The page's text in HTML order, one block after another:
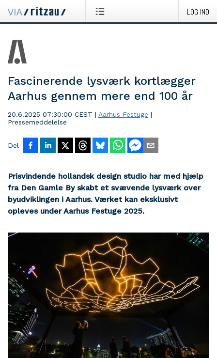
LOG IND
Fascinerende lysværk kortlægger
Aarhus gennem mere end 100 år
20.6.2025 07:30:00 CEST | Aarhus Festuge |
Pressemeddelelse
Del
Prisvindende hollandsk design studio har med hjælp
fra Den Gamle By skabt et svævende lysværk over
byudviklingen i Aarhus. Værket kan eksklusivt
opleves under Aarhus Festuge 2025.